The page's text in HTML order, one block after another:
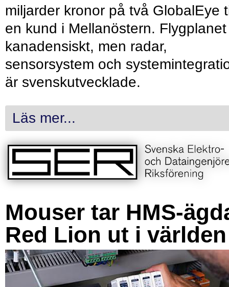
miljarder kronor på två GlobalEye
en kund i Mellanöstern.
kanadensiskt, men radar,
sensorsystem och
är svenskutvecklade.
Läs mer...
Mouser tar HMS-
Red Lion ut i världen